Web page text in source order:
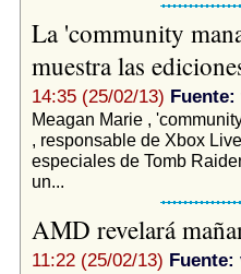
La 'community
muestra las
14:35 (25/02/13) Fuente:
Meagan Marie ,
, responsable de Xbox
especiales de Tomb
un...
AMD revelará
11:22 (25/02/13) Fuente: